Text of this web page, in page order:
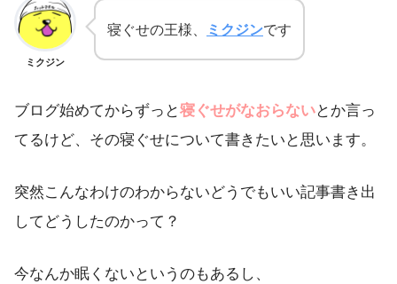
ミクジン
寝ぐせの王様、 ミクジンです
ブログ始めてからずっと寝ぐせがなおらないとか言っ
てるけど、その寝ぐせについて書きたいと思います。
突然こんなわけのわからないどうでもいい記事書き出
してどうしたのかって？
今なんか眠くないというのもあるし、